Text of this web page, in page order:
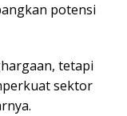
potensi
tetapi
sektor